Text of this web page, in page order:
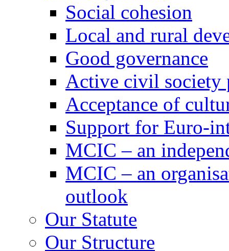
Social cohesion
Local and rural
Good governance
Active civil society
Acceptance of
Support for Euro-
MCIC – an
MCIC – an
outlook
Our Statute
Our Structure